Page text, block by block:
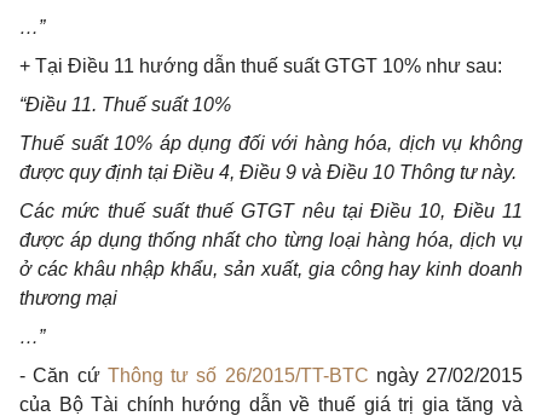
…”
+ Tại Điều 11 hướng dẫn thuế suất GTGT 10% như sau:
“Điều 11. Thuế suất10%
Thuế suất 10% áp dụng đối với hàng hóa, dịch vụ không
được quy định tại Điều 4, Điều 9 và Điều 10 Thông tư này.
Các mức thuế suất thuế GTGT nêu tại Điều 10, Điều 11
được áp dụng thống nhất cho từng loại hàng hóa, dịch vụ
ở các khâu nhập khẩu, sản xuất, gia công hay kinh doanh
thương mại
…”
- Căn cứ Thông tư số 26/2015/TT-BTC ngày 27/02/2015
của Bộ Tài chính hướng dẫn về thuế giá trị gia tăng và